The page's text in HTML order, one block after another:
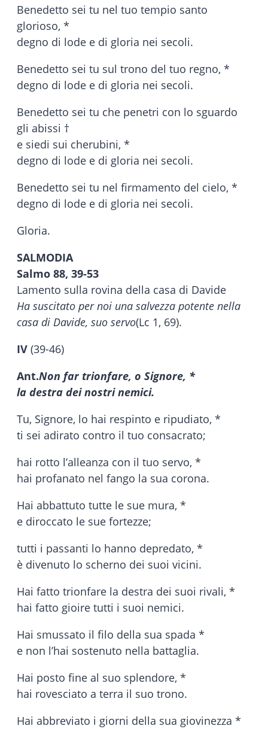
Benedetto sei tu nel tuo tempio santo
glorioso, *
degno di lode e di gloria nei secoli.
Benedetto sei tu sul trono del tuo regno, *
degno di lode e di gloria nei secoli.
Benedetto sei tu che penetri con lo sguardo
gli abissi †
e siedi sui cherubini, *
degno di lode e di gloria nei secoli.
Benedetto sei tu nel firmamento del cielo, *
degno di lode e di gloria nei secoli.
Gloria.
SALMODIA
Salmo 88, 39-53
Lamento sulla rovina della casa di Davide
Ha suscitato per noi una salvezza potente nella
casa di Davide, suo servo(Lc 1, 69).
IV (39-46)
Ant.Non far trionfare, o Signore, *
la destra dei nostri nemici.
Tu, Signore, lo hai respinto e ripudiato, *
ti sei adirato contro il tuo consacrato;
hai rotto l’alleanza con il tuo servo, *
hai profanato nel fango la sua corona.
Hai abbattuto tutte le sue mura, *
e diroccato le sue fortezze;
tutti i passanti lo hanno depredato, *
è divenuto lo scherno dei suoi vicini.
Hai fatto trionfare la destra dei suoi rivali, *
hai fatto gioire tutti i suoi nemici.
Hai smussato il filo della sua spada *
e non l’hai sostenuto nella battaglia.
Hai posto fine al suo splendore, *
hai rovesciato a terra il suo trono.
Hai abbreviato i giorni della sua giovinezza *